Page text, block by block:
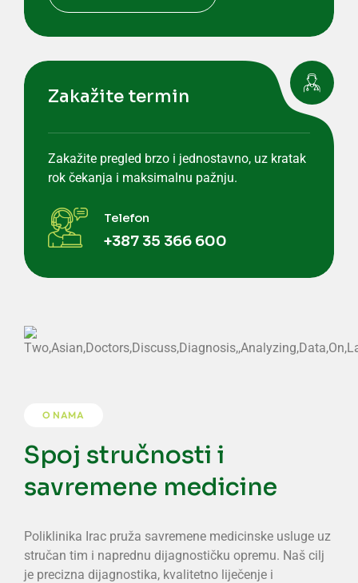
Zakažite termin
Zakažite pregled brzo i jednostavno, uz kratak
rok čekanja i maksimalnu pažnju.
Telefon
+387 35 366 600
O NAMA
Spoj stručnosti i
savremene medicine
Poliklinika Irac pruža savremene medicinske usluge uz
stručan tim i naprednu dijagnostičku opremu. Naš cilj
je precizna dijagnostika, kvalitetno liječenje i